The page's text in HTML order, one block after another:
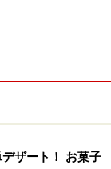
ザート！ お菓子